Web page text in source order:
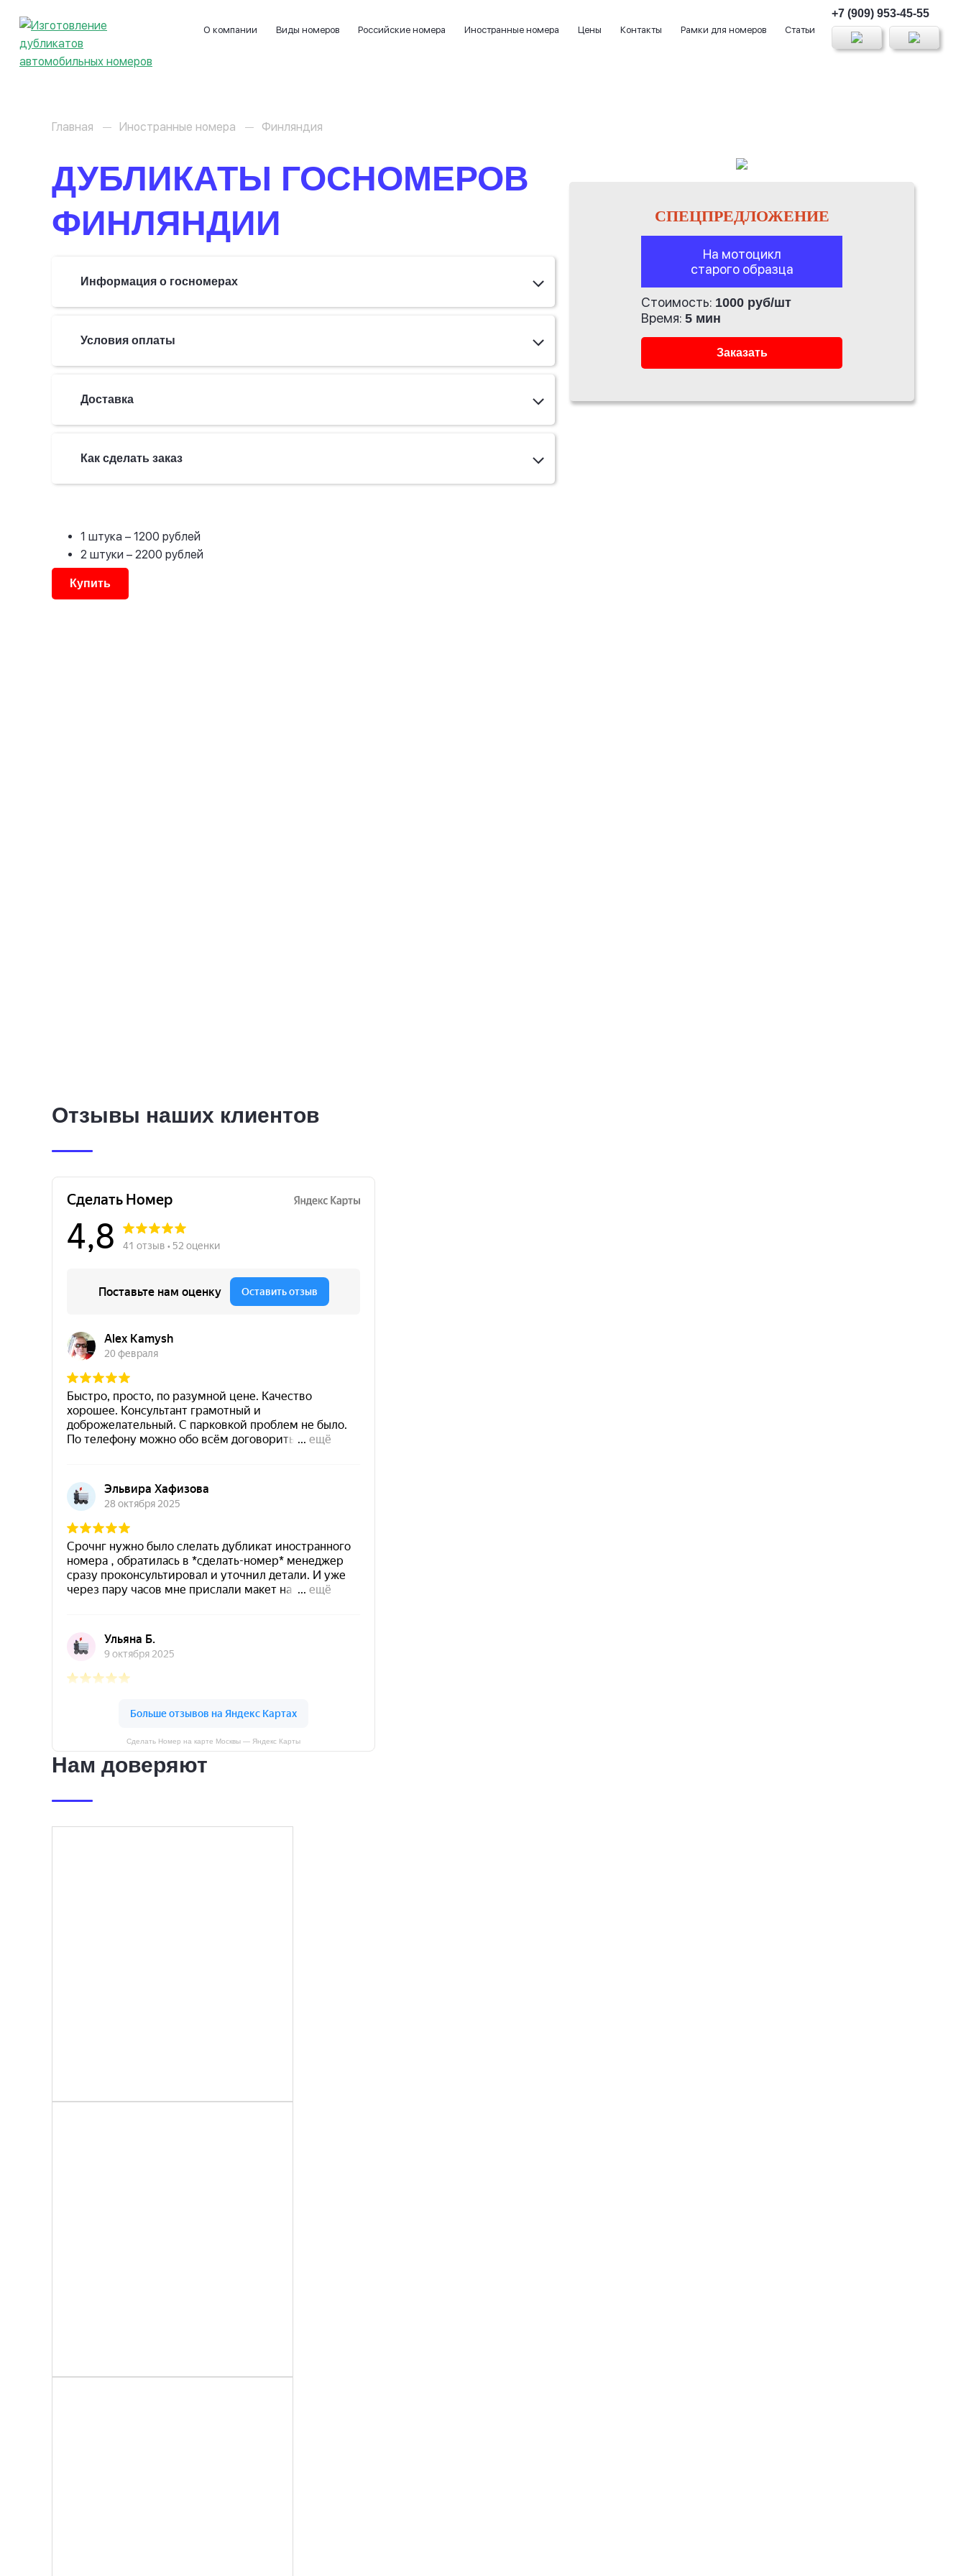
О компании Виды номеров Российские номера Иностранные номера Цены Контакты Рамки для номеров Статьи
+7 (909) 953-45-55
Главная Иностранные номера Финляндия
ДУБЛИКАТЫ ГОСНОМЕРОВ
ФИНЛЯНДИИ
Информация о госномерах
Условия оплаты
Доставка
Как сделать заказ
СПЕЦПРЕДЛОЖЕНИЕ
На мотоцикл
старого образца
Стоимость: 1000 руб/шт
Время: 5 мин
Заказать
1 штука – 1200 рублей
2 штуки – 2200 рублей
Купить
Отзывы наших клиентов
Сделать Номер на карте Москвы — Яндекс Карты
Нам доверяют